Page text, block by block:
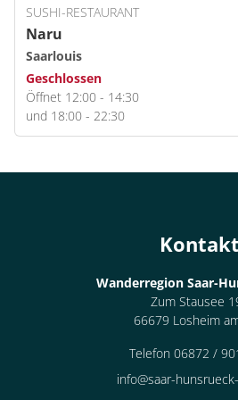
SUSHI-RESTAURANT
Naru
Saarlouis
Geschlossen
Öffnet 12:00 - 14:30
und 18:00 - 22:30
Kontakt
Wanderregion Saar-
Zum Stausee
66679 Losheim
Telefon 06872 /
info@saar-